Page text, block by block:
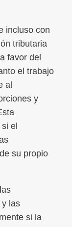
incluso con
tributaria
favor del
el trabajo
al
y
el
su propio
y las
si la